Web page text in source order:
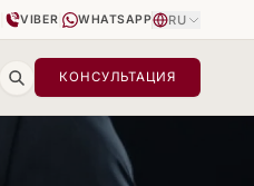
VIBER | WHATSAPP RU
КОНСУЛЬТАЦИЯ